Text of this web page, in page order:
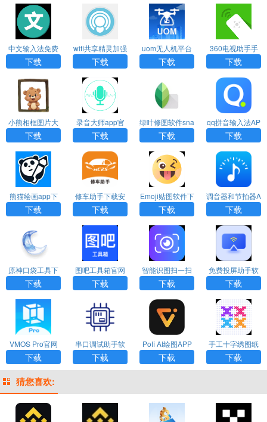
中文输入法免费
下载
下载
wifi共享精灵加强
版
下载
uom无人机平台
官网正版下载
下载
360电视助手手
机版官网
下载
小熊相框图片大
全
下载
录音大师app官
方下载
下载
绿叶修图软件sna
pseed下载
下载
qq拼音输入法AP
P官方正版下载
下载
熊猫绘画app下
载安装
下载
修车助手下载安
装免费版
下载
Emoji贴图软件下
载
下载
调音器和节拍器A
PP免费下载手机
版
下载
原神口袋工具下
载最新版
下载
图吧工具箱官网
下载
下载
智能识图扫一扫
软件
下载
免费投屏助手软
件下载安装
下载
VMOS Pro官网
下载
下载
串口调试助手软
件下载
下载
Pofi AI绘图APP
官方版下载
下载
手工十字绣图纸
设计（Cross Stit
ch Embroidery）
下载
猜您喜欢: